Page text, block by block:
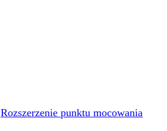
Rozszerzenie punktu mocowania